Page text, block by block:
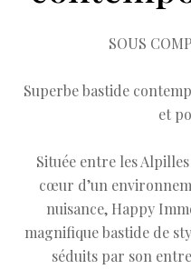
SOUS
Superbe bastide
et
Située entre les
cœur d’un
nuisance, Happy
magnifique bastide de
séduits par son